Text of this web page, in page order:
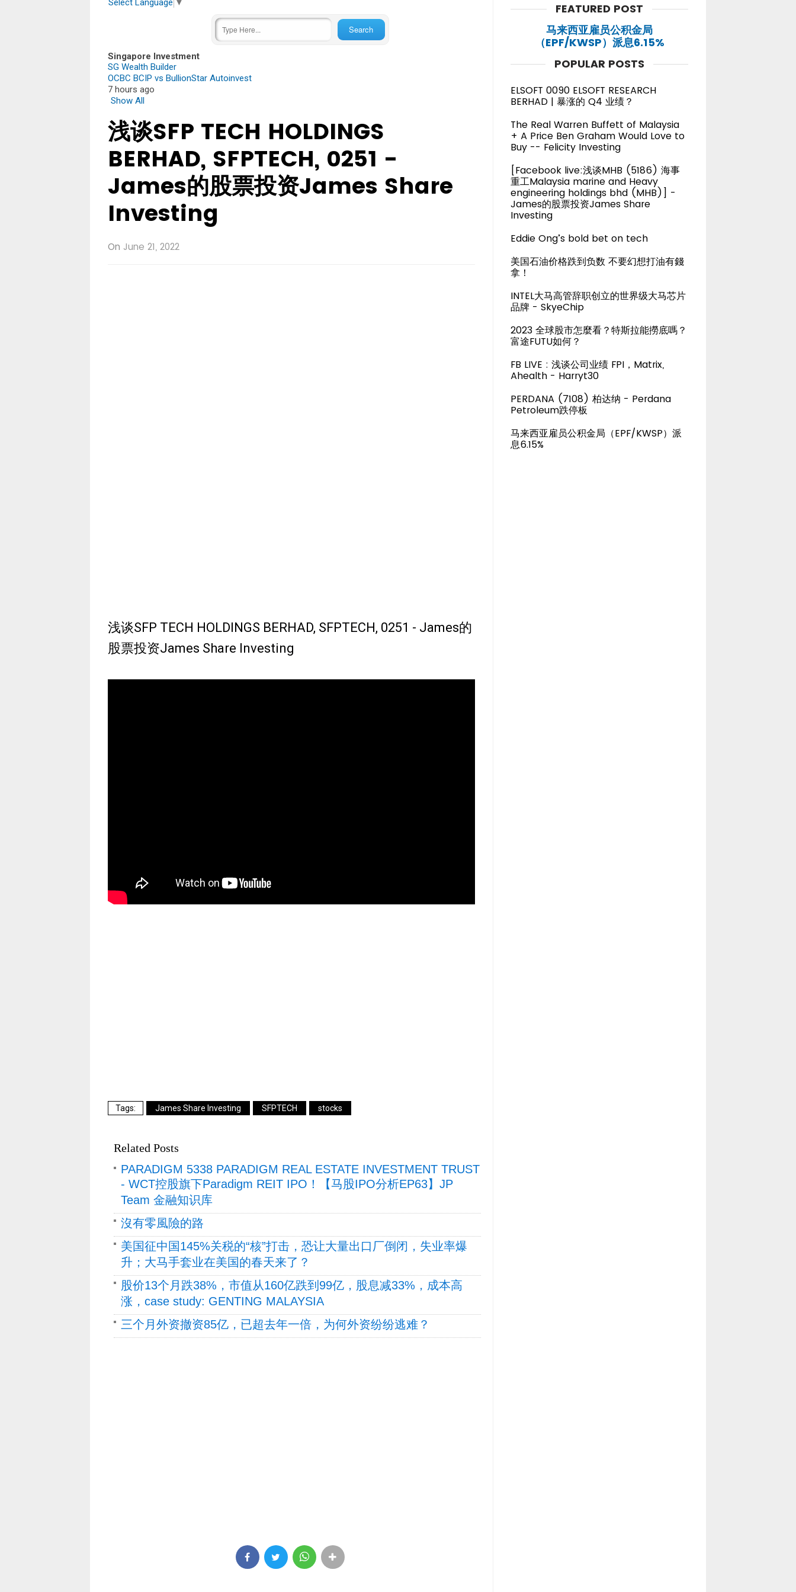
Singapore Investment
SG Wealth Builder
OCBC BCIP vs BullionStar Autoinvest
7 hours ago
Show All
浅谈SFP TECH HOLDINGS
BERHAD, SFPTECH, 0251 -
James的股票投资James Share
Investing
On June 21, 2022
浅谈SFP TECH HOLDINGS BERHAD, SFPTECH, 0251 - James的
股票投资James Share Investing
James Share Investing SFPTECH stocks
Related Posts
PARADIGM 5338 PARADIGM REAL ESTATE INVESTMENT TRUST
- WCT控股旗下Paradigm REIT IPO！【马股IPO分析EP63】JP
Team 金融知识库
沒有零風險的路
美国征中国145%关税的“核”打击，恐让大量出口厂倒闭，失业率爆
升；大马手套业在美国的春天来了？
股价13个月跌38%，市值从160亿跌到99亿，股息减33%，成本高
涨，case study: GENTING MALAYSIA
三个月外资撤资85亿，已超去年一倍，为何外资纷纷逃难？
FEATURED POST
马来西亚雇员公积金局
（EPF/KWSP）派息6.15%
POPULAR POSTS
ELSOFT 0090 ELSOFT RESEARCH
BERHAD | 暴涨的 Q4 业绩？
The Real Warren Buffett of Malaysia
+ A Price Ben Graham Would Love to
Buy -- Felicity Investing
[Facebook live:浅谈MHB (5186) 海事
重工Malaysia marine and Heavy
engineering holdings bhd (MHB)] -
James的股票投资James Share
Investing
Eddie Ong’s bold bet on tech
美国石油价格跌到负数 不要幻想打油有錢
拿！
INTEL大马高管辞职创立的世界级大马芯片
品牌 - SkyeChip
2023 全球股市怎麼看？特斯拉能撈底嗎？
富途FUTU如何？
FB LIVE : 浅谈公司业绩 FPI，Matrix,
Ahealth - Harryt30
PERDANA (7108) 柏达纳 - Perdana
Petroleum跌停板
马来西亚雇员公积金局（EPF/KWSP）派
息6.15%